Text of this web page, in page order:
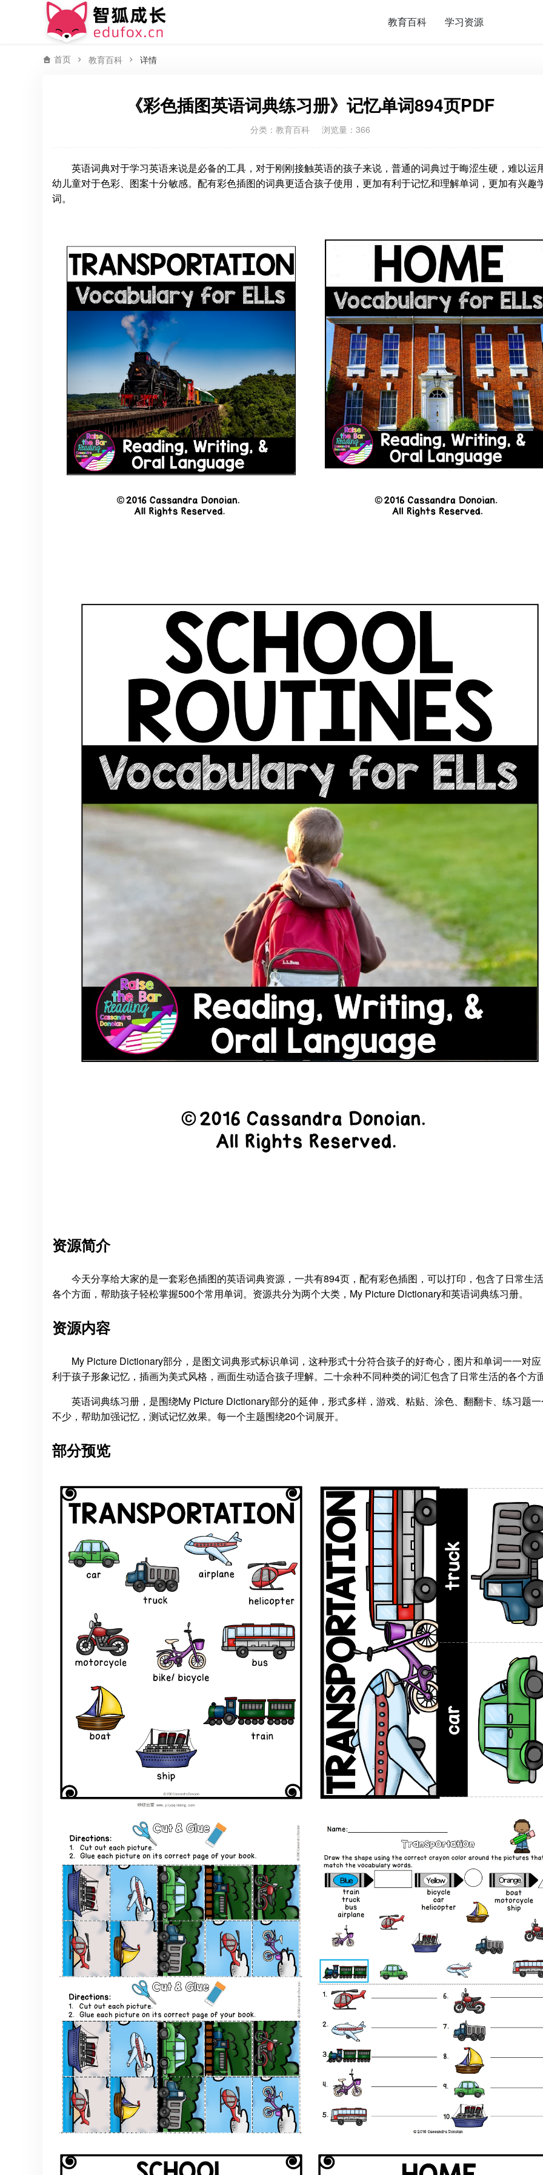
教育百科 学习资源
首页 教育百科 详情
《彩色插图英语词典练习册》记忆单词894页PDF
分类： 教育百科 浏览量：366
英语词典对于学习英语来说是必备的工具，对于刚刚接触英语的孩子来说，普通的词典过于晦涩生硬，难以运
幼儿童对于色彩、图案十分敏感。配有彩色插图的词典更适合孩子使用，更加有利于记忆和理解单词，更加有兴趣
词。
资源简介
今天分享给大家的是一套彩色插图的英语词典资源，一共有894页，配有彩色插图，可以打印，包含了日常生
各个方面，帮助孩子轻松掌握500个常用单词。资源共分为两个大类，My Picture Dictionary和英语词典练习册。
资源内容
My Picture Dictionary部分，是图文词典形式标识单词，这种形式十分符合孩子的好奇心，图片和单词一一对
利于孩子形象记忆，插画为美式风格，画面生动适合孩子理解。二十余种不同种类的词汇包含了日常生活的各个方
英语词典练习册，是围绕My Picture Dictionary部分的延伸，形式多样，游戏、粘贴、涂色、翻翻卡、练习题
不少，帮助加强记忆，测试记忆效果。每一个主题围绕20个词展开。
部分预览